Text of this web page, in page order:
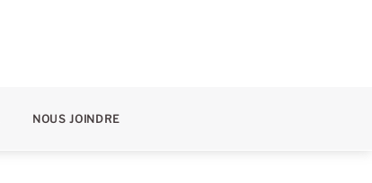
NOUS JOINDRE